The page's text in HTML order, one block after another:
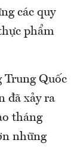
các quy
phẩm
Trung Quốc
đã xảy ra
tháng
những